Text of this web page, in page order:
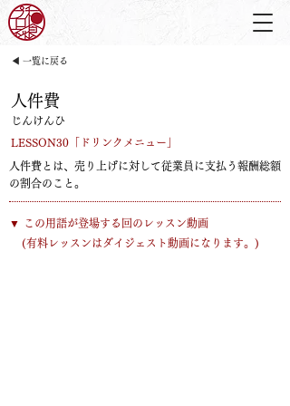
◀ 一覧に戻る
人件費
じんけんひ
LESSON30「ドリンクメニュー」
人件費とは、売り上げに対して従業員に支払う報酬総額
の割合のこと。
​▼ この用語が登場する回のレッスン動画
​(有料レッスンはダイジェスト動画になります。)